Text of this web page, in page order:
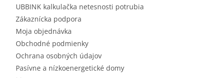
UBBINK kalkulačka netesnosti potrubia
Zákaznícka podpora
Moja objednávka
Obchodné podmienky
Ochrana osobných údajov
Pasívne a nízkoenergetické domy